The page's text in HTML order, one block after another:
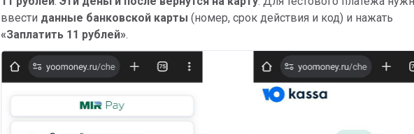
ввести данные банковской карты (номер, срок действия и код) и нажать
«Заплатить 11 рублей».